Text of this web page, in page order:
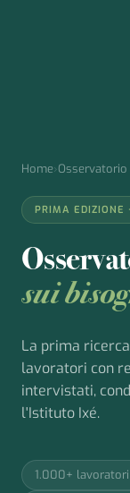
Home›Osservatorio
PRIMA EDIZIONE
sui
La prima
lavoratori con
intervistati,
l'Istituto Ixé.
1.000+